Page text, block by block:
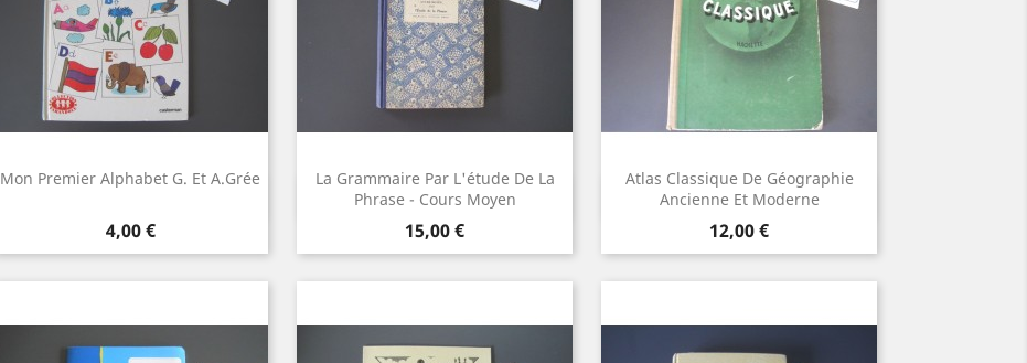
Mon Premier Alphabet G. Et A.Grée
Prix
4,00 €
La Grammaire Par L'étude De La
Phrase - Cours Moyen
Prix
15,00 €
Aperçu rapide
Atlas Classique De Géographie
Ancienne Et Moderne
Prix
12,00 €
Aperçu rapide